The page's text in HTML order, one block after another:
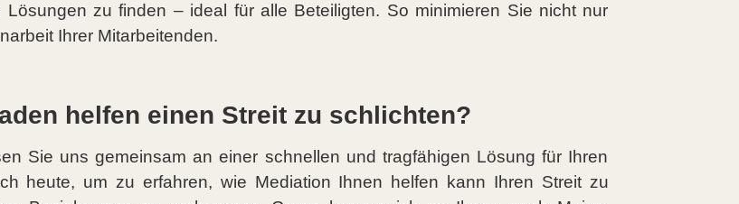
zu finden – ideal für alle Beteiligten. So minimieren Sie nicht nur
Ihrer Mitarbeitenden.
helfen einen Streit zu schlichten?
Sie uns gemeinsam an einer schnellen und tragfähigen Lösung für Ihren
heute, um zu erfahren, wie Mediation Ihnen helfen kann Ihren Streit zu